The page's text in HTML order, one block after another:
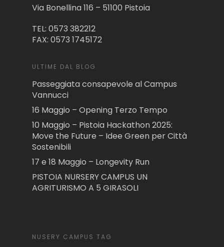
Via Bonellina 116 – 51100 Pistoia
TEL: 0573 382212
FAX: 0573 1745172
ULTIME DAL BLOG
Passeggiata consapevole al Campus
Vannucci
16 Maggio – Opening Terzo Tempo
10 Maggio – Pistoia Hackathon 2025:
Move the Future – Idee Green per Città
Sostenibili
17 e 18 Maggio – Longevity Run
PISTOIA NURSERY CAMPUS UN
AGRITURISMO A 5 GIRASOLI
NUSERY CAMPUS TAG